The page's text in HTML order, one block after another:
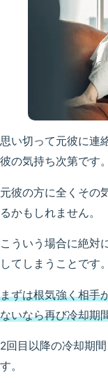
思い切って元彼に連
彼の気持ち次第です。
元彼の方に全くその
るかもしれません。
こういう場合に絶対
してしまうことです。
まずは根気強く相手
ないなら再び冷却期
2回目以降の冷却期
す。